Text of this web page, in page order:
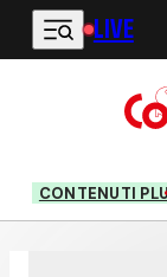
Vai al contenuto
LIVE
CONTENUTI